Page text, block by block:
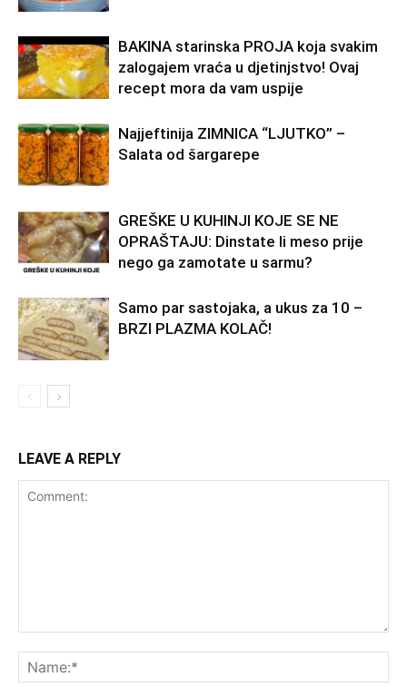
BAKINA starinska PROJA koja svakim
zalogajem vraća u djetinjstvo! Ovaj
recept mora da vam uspije
Najjeftinija ZIMNICA “LJUTKO” –
Salata od šargarepe
GREŠKE U KUHINJI KOJE SE NE
OPRAŠTAJU: Dinstate li meso prije
nego ga zamotate u sarmu?
Samo par sastojaka, a ukus za 10 –
BRZI PLAZMA KOLAČ!
LEAVE A REPLY